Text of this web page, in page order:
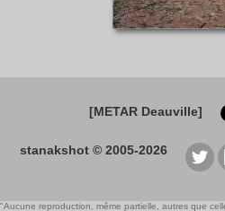
[METAR Deauville]
stanakshot © 2005-2026
"Aucune reproduction, même partielle, autres que